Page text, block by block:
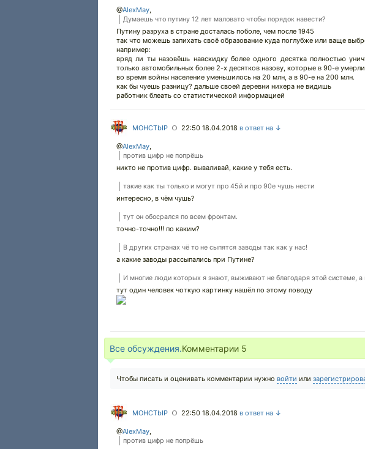
@AlexMay,
Думаешь что путину 12 лет маловато чтобы порядок навести?
Путину разруха в стране досталась поболе, чем после 1945
так что можешь запихать своё образование куда поглубже или ваще
например:
вряд ли ты назовёшь навскидку более одного десятка полностью
только автомобильных более 2-х десятков назову, которые в 90-е
во время войны население уменьшилось на 20 млн, а в 90-е на 200 млн.
как бы чуешь разницу? дальше своей деревни нихера не видишь
работник блеать со статистической информацией
MOHCTbIP ○ 22:50 18.04.2018 в ответ на ↓
@AlexMay,
против цифр не попрёшь
никто не против цифр. вываливай, какие у тебя есть.
такие как ты только и могут про 45й и про 90е чушь нести
интересно, в чём чушь?
тут он обосрался по всем фронтам.
точно-точно!!! по каким?
В других странах чё то не сыпятся заводы так как у нас!
а какие заводы рассыпались при Путине?
И многие люди которых я знают, выживают не благодаря этой системе, а
тут один человек чоткую картинку нашёл по этому поводу
Все обсуждения.Комментарии 5
Чтобы писать и оценивать комментарии нужно войти или
MOHCTbIP ○ 22:50 18.04.2018 в ответ на ↓
@AlexMay,
против цифр не попрёшь